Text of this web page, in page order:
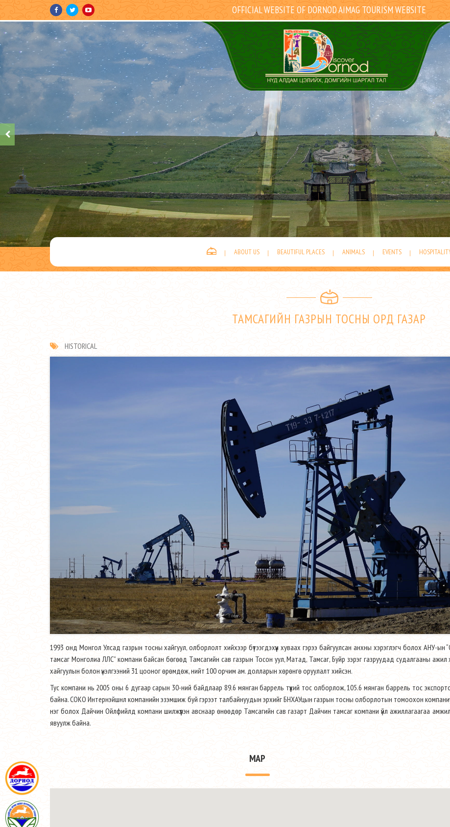
OFFICIAL WEBSITE OF DORNOD AIMAG TOURISM WEBSITE
ABOUT US BEAUTIFUL PLACES ANIMALS EVENTS
ТАМСАГИЙН ГАЗРЫН ТОСНЫ ОРД ГАЗАР
HISTORICAL
1993 онд Монгол Улсад газрын тосны хайгуул, олборлолт хийхээр бүтээгдэхүүн хуваах гэрээ байгуулсан анхны хэрэглэгч болох АНУ-ын
тамсаг Монголиа ЛЛС” компани байсан бөгөөд Тамсагийн сав газрын Тосон уул, Матад, Тамсаг, Буйр зэрэг газруудад судалгааны ажил
хайгуулын болон үнэлгээний 31 цооног өрөмдөж, нийт 100 орчим ам. долларын хөрөнгө оруулалт хийсэн.
Тус компани нь 2005 оны 6 дугаар сарын 30-ний байдлаар 89.6 мянган баррель түүхий тос олборлож, 105.6 мянган баррель тос
байна. СОКО Интернэйшнл компанийн эзэмшиж буй гэрээт талбайнуудын эрхийг БНХАУцын газрын тосны олборлотын томоохон
нэг болох Дайчин Ойлфийлд компани шилжүүлэн авснаар өнөөдөр Тамсагийн сав газарт Дайчин тамсаг компани үйл ажиллагаагаа
явуулж байна.
MAP